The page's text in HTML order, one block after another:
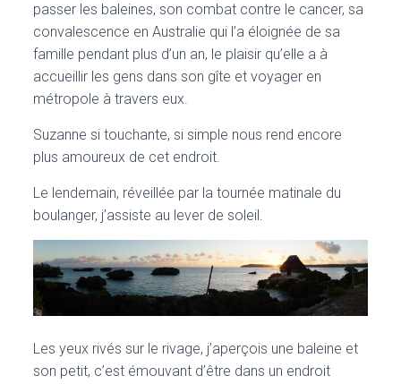
passer les baleines, son combat contre le cancer, sa
convalescence en Australie qui l’a éloignée de sa
famille pendant plus d’un an, le plaisir qu’elle a à
accueillir les gens dans son gîte et voyager en
métropole à travers eux.
Suzanne si touchante, si simple nous rend encore
plus amoureux de cet endroit.
Le lendemain, réveillée par la tournée matinale du
boulanger, j’assiste au lever de soleil.
Les yeux rivés sur le rivage, j’aperçois une baleine et
son petit, c’est émouvant d’être dans un endroit